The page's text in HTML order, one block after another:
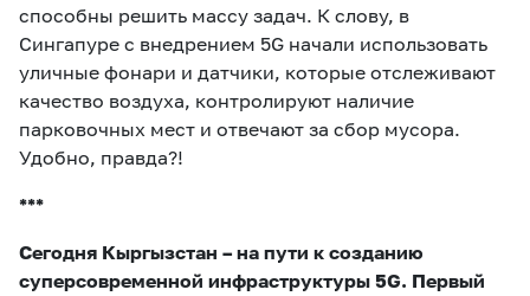
способны решить массу задач. К слову, в
Сингапуре с внедрением 5G начали использовать
уличные фонари и датчики, которые отслеживают
качество воздуха, контролируют наличие
парковочных мест и отвечают за сбор мусора.
Удобно, правда?!
***
Сегодня Кыргызстан – на пути к созданию
суперсовременной инфраструктуры 5G. Первый